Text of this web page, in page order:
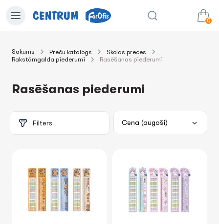
0
uz grozu Summa:
Sākums Preču katalogs
Skolas preces
Rakstāmgalda piederumi
Rasēšanas piederumi
Rasēšanas piederumi
Filters